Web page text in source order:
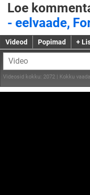
Loe
- eelvaade,
Videod Popimad +
Videosid kokku: 2072 | Kokku